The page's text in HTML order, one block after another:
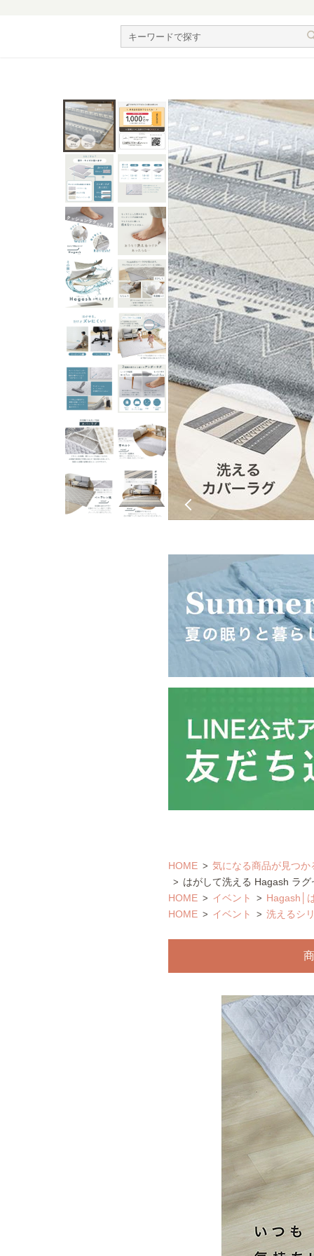
HOME
気になる商品が見つか
はがして洗える Hagash ラ
HOME
イベント
Hagash│
HOME
イベント 洗えるシ